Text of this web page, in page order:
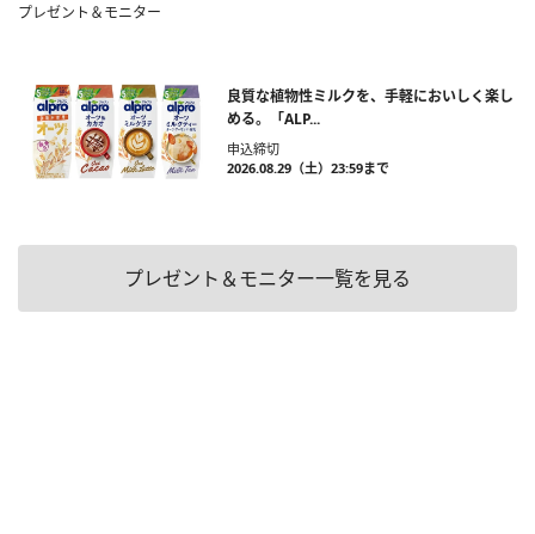
プレゼント＆モニター
良質な植物性ミルクを、手軽においしく楽し
める。「ALP...
申込締切
2026.08.29（土）23:59まで
プレゼント＆モニター一覧を見る